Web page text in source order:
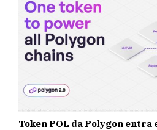
Token POL da Polygon entra